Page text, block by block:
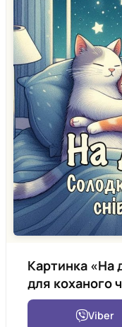
Картинка «На
для коханого
Viber